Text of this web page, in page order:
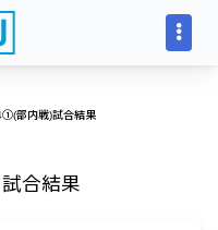
部内戦)試合結果
合結果